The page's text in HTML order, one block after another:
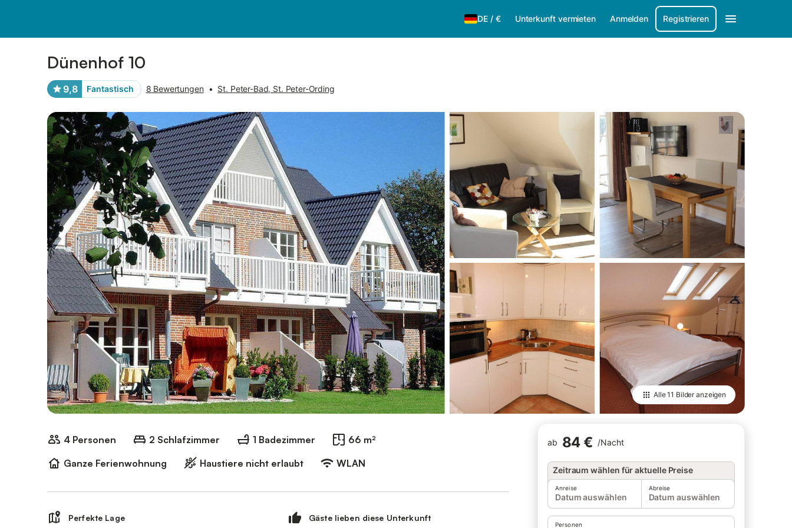
DE / € Unterkunft vermieten Anmelden Registrieren
Dünenhof 10
9,8 Fantastisch 8 Bewertungen • St. Peter-Bad, St. Peter-Ording
Alle11 Bilderanzeigen
4 Personen 2 Schlafzimmer 1 Badezimmer
66 m²
Ganze Ferienwohnung
Haustiere nicht erlaubt WLAN
ab 84 € /Nacht
Zeitraum wählen für aktuelle Preise
Anreise
Datum auswählen
Abreise
Datum auswählen
Personen
Perfekte Lage
Gäste lieben diese Unterkunft